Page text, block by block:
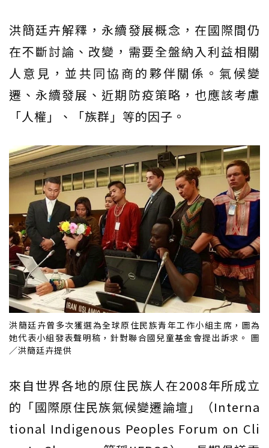
洪簡廷卉解釋，永續發展概念，在國際間仍
在不斷討論、改變，需要全盤納入利益相關
人意見，並共同協商的夥伴關係。氣候變
遷、永續發展、近期防疫策略，也應該考慮
「人權」、「族群」等的因子。
洪簡廷卉曾多次獲選為全球原住民族青年工作小組主席，圖為
她代表小組發表聲明稿，針對聯合國兒童基金會提出訴求。 圖
／洪簡廷卉提供
來自世界各地的原住民族人在2008年所成立
的「國際原住民族氣候變遷論壇」（Interna
tional Indigenous Peoples Forum on Cli